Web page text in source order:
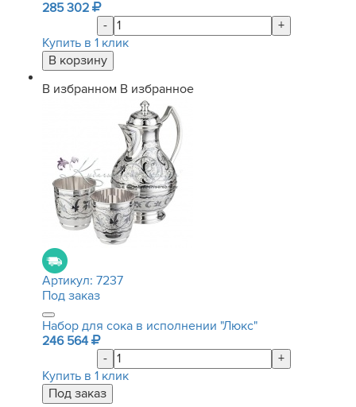
285 302
-
+
Купить в 1 клик
В избранном В избранное
Артикул: 7237
Под заказ
Набор для сока в исполнении "Люкс"
246 564
-
+
Купить в 1 клик